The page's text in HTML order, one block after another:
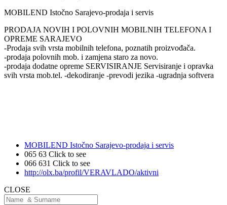
MOBILEND Istočno Sarajevo-prodaja i servis
PRODAJA NOVIH I POLOVNIH MOBILNIH TELEFONA I
OPREME SARAJEVO
-Prodaja svih vrsta mobilnih telefona, poznatih proizvođača.
-prodaja polovnih mob. i zamjena staro za novo.
-prodaja dodatne opreme SERVISIRANJE Servisiranje i opravka
svih vrsta mob.tel. -dekodiranje -prevodi jezika -ugradnja softvera
MOBILEND Istočno Sarajevo-prodaja i servis
065 63 Click to see
066 631 Click to see
http://olx.ba/profil/VERAVLADO/aktivni
CLOSE